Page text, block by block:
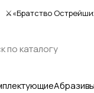
⚔«Братство
Абразивы